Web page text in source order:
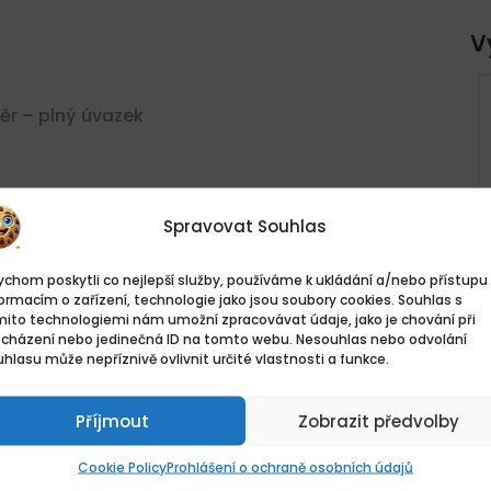
Spravovat Souhlas
poskytli co nejlepší služby, používáme k ukládání a/nebo přístupu
o zařízení, technologie jako jsou soubory cookies. Souhlas s
technologiemi nám umožní zpracovávat údaje, jako je chování při
nebo jedinečná ID na tomto webu. Nesouhlas nebo odvolání
může nepříznivě ovlivnit určité vlastnosti a funkce.
Příjmout Zobrazit předvolby
Cookie PolicyProhlášení o ochraně osobních údajů
– plný úvazek
Plný úvazek